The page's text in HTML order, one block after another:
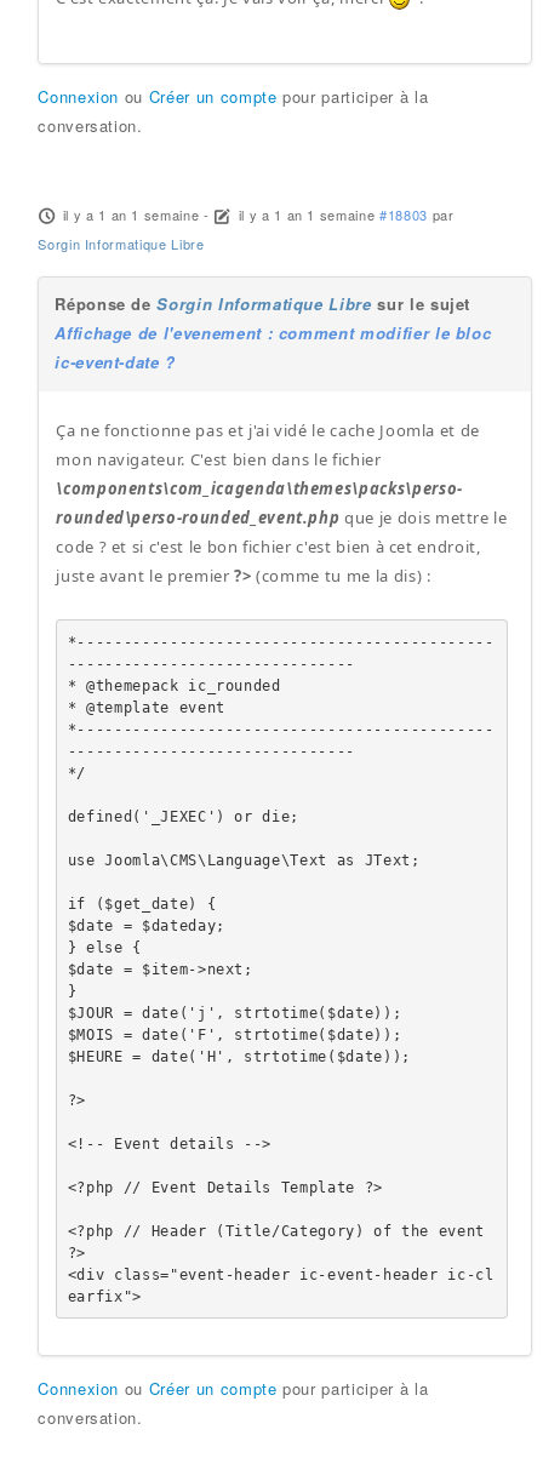
Connexion ou Créer un compte pour participer à la
conversation.
il y a 1 an 1 semaine - il y a 1 an 1 semaine #18803 par
Sorgin Informatique Libre
Réponse deSorgin Informatique Libre sur le sujet
Affichage de l'evenement : comment modifier le bloc
ic-event-date ?
Ça ne fonctionne pas et j'ai vidé le cache Joomla et de
mon navigateur. C'est bien dans le fichier
\components\com_icagenda\themes\packs\perso-
rounded\perso-rounded_event.php que je dois mettre le
code ? et si c'est le bon fichier c'est bien à cet endroit,
juste avant le premier?> (comme tu me la dis) :
*---------------------------------------------
-------------------------------
* @themepack ic_rounded
* @template event
*---------------------------------------------
-------------------------------
*/
defined('_JEXEC') or die;
use Joomla\CMS\Language\Text as JText;
if ($get_date) {
$date = $dateday;
} else {
$date = $item->next;
}
$JOUR = date('j', strtotime($date));
$MOIS = date('F', strtotime($date));
$HEURE = date('H', strtotime($date));
?>
<!-- Event details -->
<?php // Event Details Template ?>
<?php // Header (Title/Category) of the event
?>
<div class="event-header ic-event-header ic-cl
earfix">
Connexion ou Créer un compte pour participer à la
conversation.